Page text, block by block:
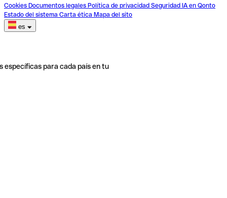
Cookies Documentos legales Política de privacidad Seguridad IA en Qonto
Estado del sistema Carta ética Mapa del sito
es
específicas para cada país en tu